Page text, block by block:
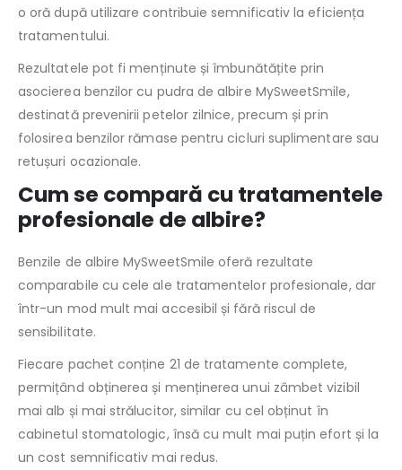
o oră după utilizare contribuie semnificativ la eficiența
tratamentului.
Rezultatele pot fi menținute și îmbunătățite prin
asocierea benzilor cu pudra de albire MySweetSmile,
destinată prevenirii petelor zilnice, precum și prin
folosirea benzilor rămase pentru cicluri suplimentare sau
retușuri ocazionale.
Cum se compară cu tratamentele
profesionale de albire?
Benzile de albire MySweetSmile oferă rezultate
comparabile cu cele ale tratamentelor profesionale, dar
într-un mod mult mai accesibil și fără riscul de
sensibilitate.
Fiecare pachet conține 21 de tratamente complete,
permițând obținerea și menținerea unui zâmbet vizibil
mai alb și mai strălucitor, similar cu cel obținut în
cabinetul stomatologic, însă cu mult mai puțin efort și la
un cost semnificativ mai redus.